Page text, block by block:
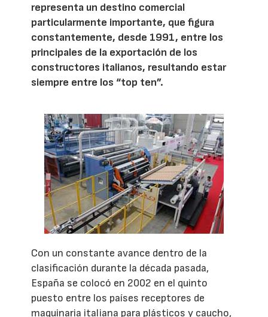
representa un destino comercial
particularmente importante, que figura
constantemente, desde 1991, entre los
principales de la exportación de los
constructores italianos, resultando estar
siempre entre los “top ten”.
Con un constante avance dentro de la
clasificación durante la década pasada,
España se colocó en 2002 en el quinto
puesto entre los países receptores de
maquinaria italiana para plásticos y caucho,